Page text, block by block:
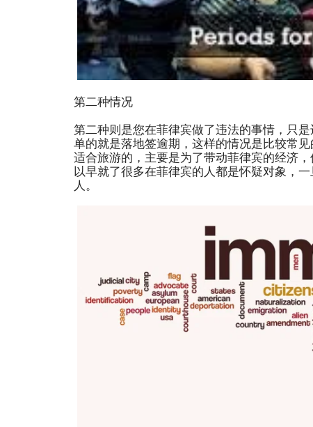
第二种情况
第二种则是您在菲律宾做了违法的事情，只
单的就是落地签逾期，这样的情况是比较常
适合旅游的，主要是为了带动菲律宾的经济
以早就了很多在菲律宾的人都是怀疑对象，
人。